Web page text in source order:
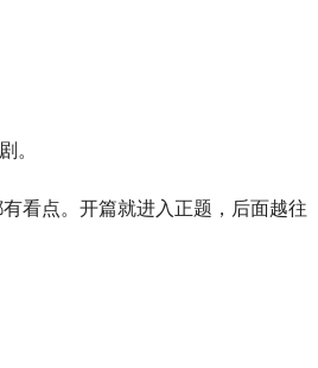
。
看点。开篇就进入正题，后面越往